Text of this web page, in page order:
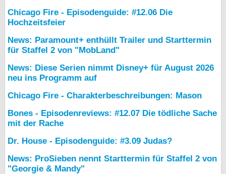
Chicago Fire - Episodenguide: #12.06 Die
Hochzeitsfeier
News: Paramount+ enthüllt Trailer und Starttermin
für Staffel 2 von "MobLand"
News: Diese Serien nimmt Disney+ für August 2026
neu ins Programm auf
Chicago Fire - Charakterbeschreibungen: Mason
Bones - Episodenreviews: #12.07 Die tödliche Sache
mit der Rache
Dr. House - Episodenguide: #3.09 Judas?
News: ProSieben nennt Starttermin für Staffel 2 von
"Georgie & Mandy"